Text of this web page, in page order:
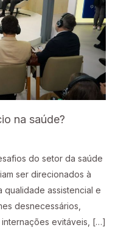
na saúde?
do setor da saúde
ser direcionados à
qualidade assistencial e
desnecessários,
evitáveis, […]